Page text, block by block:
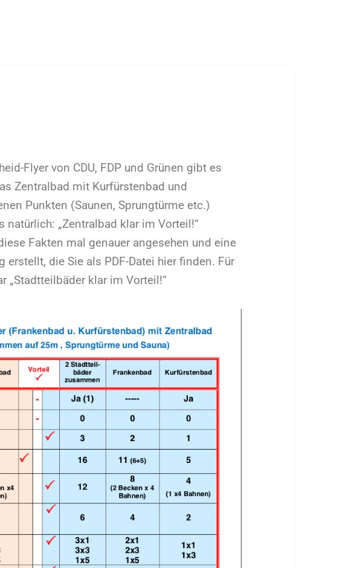
Flyer von CDU, FDP und Grünen gibt es
Zentralbad mit Kurfürstenbad und
Punkten (Saunen, Sprungtürme etc.)
natürlich: „Zentralbad klar im Vorteil!“
Fakten mal genauer angesehen und eine
erstellt, die Sie als PDF-Datei hier finden. Für
„Stadtteilbäder klar im Vorteil!“